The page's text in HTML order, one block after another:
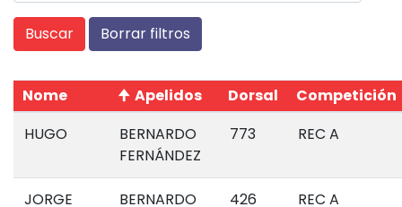
Nome Apelidos Dorsal
Competición
HUGO
BERNARDO
FERNÁNDEZ
773 REC A
JORGE
BERNARDO
426 REC A